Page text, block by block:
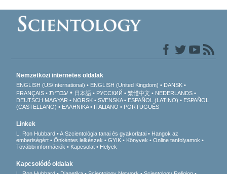
Nemzetközi internetes oldalak
ENGLISH (US/International) ENGLISH (United Kingdom)
DANSK
FRANÇAIS
עברית 日本語 РУССКИЙ 繁體中文
NEDERLANDS
DEUTSCH MAGYAR NORSK SVENSKA ESPAÑOL (LATINO)
ESPAÑOL
(CASTELLANO)
ΕΛΛΗΝΙΚA ITALIANO PORTUGUÊS
Linkek
L. Ron Hubbard A Szcientológia tanai és gyakorlatai
Hangok az
emberiségért
Önkéntes lelkészek GYIK Könyvek
Online tanfolyamok
További információk
Kapcsolat Helyek
Kapcsolódó oldalak